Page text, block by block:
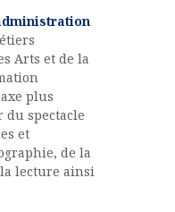
Arts et de la
plus
spectacle
et
de la
lecture ainsi